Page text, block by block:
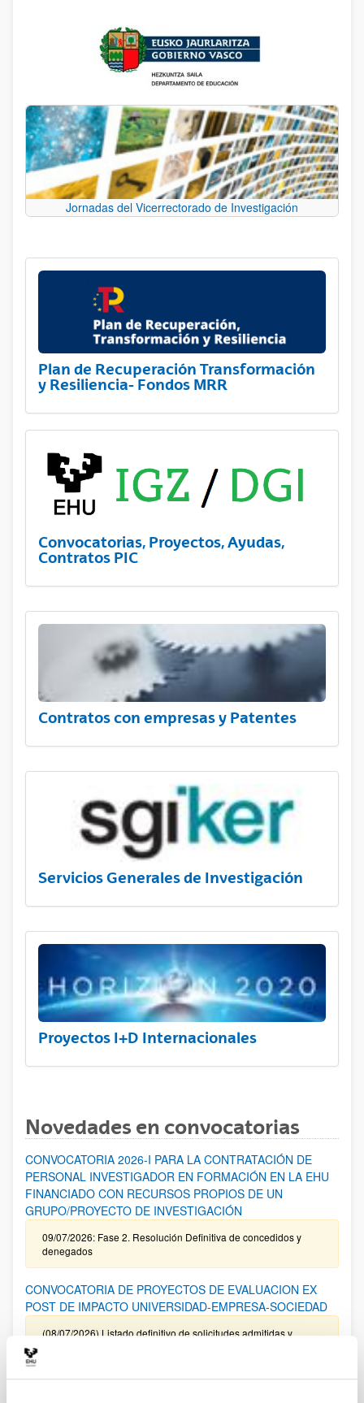
Jornadas del Vicerrectorado de Investigación
Plan de Recuperación Transformación
y Resiliencia- Fondos MRR
Convocatorias, Proyectos, Ayudas,
Contratos PIC
Contratos con empresas y Patentes
Servicios Generales de Investigación
Proyectos I+D Internacionales
Novedades en convocatorias
CONVOCATORIA 2026-I PARA LA CONTRATACIÓN DE
PERSONAL INVESTIGADOR EN FORMACIÓN EN LA EHU
FINANCIADO CON RECURSOS PROPIOS DE UN
GRUPO/PROYECTO DE INVESTIGACIÓN
09/07/2026: Fase 2. Resolución Definitiva de concedidos y
denegados
CONVOCATORIA DE PROYECTOS DE EVALUACION EX
POST DE IMPACTO UNIVERSIDAD-EMPRESA-SOCIEDAD
(08/07/2026) Listado definitivo de solicitudes admitidas y
ROSA MARIA VIVAR FUNDAZIOA First Global Call for